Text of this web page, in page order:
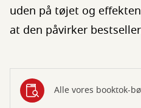
uden på tøjet og
at den påvirker
Alle vores booktok-